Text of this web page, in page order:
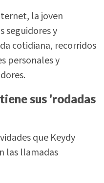
la joven
seguidores y
cotidiana, recorridos
personales y
sus 'rodadas
que Keydy
las llamadas